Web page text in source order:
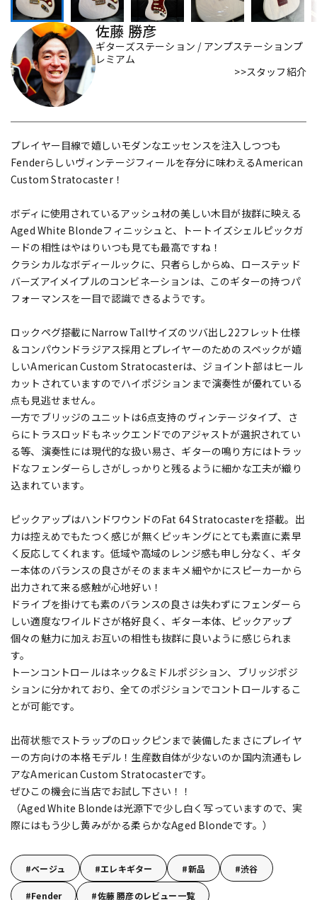
配信/ライブ機器 楽器アクセサリ
中古
佐藤 勝彦
ギターズステーション / アンプステーションプ
レミアム
>>スタッフ紹介
プレイヤー目線で嬉しいモダンなエッセンスを注入しつつも
Fenderらしいヴィンテージフィールを存分に味わえるAmerican
Custom Stratocaster！
ボディに使用されているアッシュ材の美しい木目が抜群に映える
Aged White Blondeフィニッシュと、トートイズシェルピックガ
ードの相性はやはりいつも見ても最高ですね！
クラシカルなボディールックに、只者らしからぬ、ローステッド
バーズアイメイプルのコンビネーションは、このギターの持つパ
フォーマンスを一目で認識できるようです。
ロックペグ搭載にNarrow Tallサイズのツバ出し22フレット仕様
＆コンパウンドラジアス採用とプレイヤーのためのスペックが嬉
しいAmerican Custom Stratocasterは、ジョイント部はヒール
カットされていますのでハイポジションまで演奏性が優れている
点も見逃せません。
一方でブリッジのユニットは6点支持のヴィンテージタイプ、さ
らにトラスロッドもネックエンドでのアジャストが選択されてい
る等、演奏性には現代的な扱い易さ、ギターの鳴り方にはトラッ
ドなフェンダーらしさがしっかりと残るように細かな工夫が織り
込まれています。
ピックアップはハンドワウンドのFat 64 Stratocasterを搭載。出
力は控えめでもたつく感じが無くピッキングにとても素直に素早
く反応してくれます。低域や高域のレンジ感も申し分なく、ギタ
ー本体のバランスの良さがそのままキメ細やかにスピーカーから
出力されて来る感触が心地好い！
ドライブを掛けても素のバランスの良さは失わずにフェンダーら
しい適度なワイルドさが格好良く、ギター本体、ピックアップ
個々の魅力に加えお互いの相性も抜群に良いように感じられま
す。
トーンコントロールはネック&ミドルポジション、ブリッジポジ
ションに分かれており、全てのポジションでコントロールするこ
とが可能です。
出荷状態でストラップのロックピンまで装備したまさにプレイヤ
ーの方向けの本格モデル！生産数自体が少ないのか国内流通もレ
アなAmerican Custom Stratocasterです。
ぜひこの機会に当店でお試し下さい！！
（Aged White Blondeは光源下で少し白く写っていますので、実
際にはもう少し黄みがかる柔らかなAged Blondeです。）
ベージュ エレキギター 新品 渋谷
Fender 佐藤 勝彦のレビュー一覧